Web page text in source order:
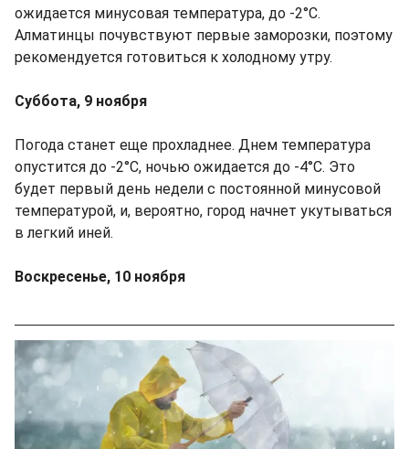
ожидается минусовая температура, до -2°C.
Алматинцы почувствуют первые заморозки, поэтому
рекомендуется готовиться к холодному утру.
Суббота, 9 ноября
Погода станет еще прохладнее. Днем температура
опустится до -2°C, ночью ожидается до -4°C. Это
будет первый день недели с постоянной минусовой
температурой, и, вероятно, город начнет укутываться
в легкий иней.
Воскресенье, 10 ноября